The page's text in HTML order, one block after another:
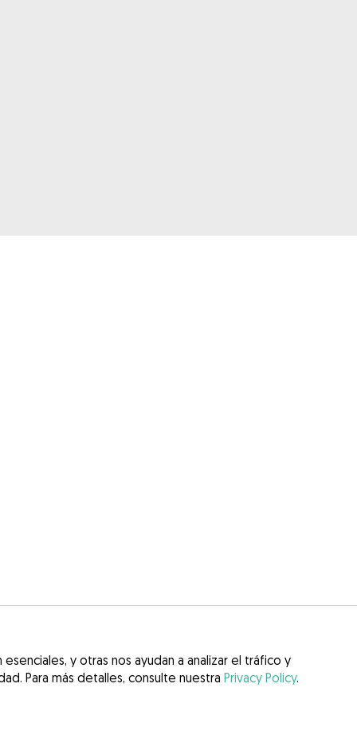
y otras nos ayudan a analizar el tráfico y
Para más detalles, consulte nuestra Privacy Policy.